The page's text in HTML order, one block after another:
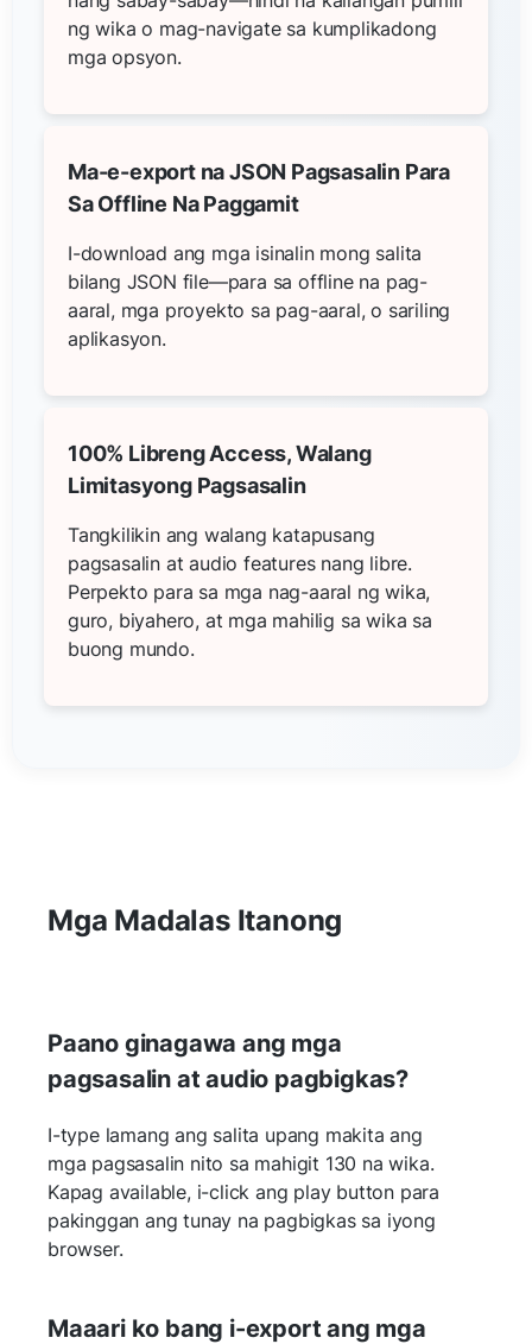
ng wika o mag-navigate sa kumplikadong
mga opsyon.
Ma-e-export na JSON Pagsasalin Para
Sa Offline Na Paggamit
I-download ang mga isinalin mong salita
bilang JSON file—para sa offline na pag-
aaral, mga proyekto sa pag-aaral, o sariling
aplikasyon.
100% Libreng Access, Walang
Limitasyong Pagsasalin
Tangkilikin ang walang katapusang
pagsasalin at audio features nang libre.
Perpekto para sa mga nag-aaral ng wika,
guro, biyahero, at mga mahilig sa wika sa
buong mundo.
Mga Madalas Itanong
Paano ginagawa ang mga
pagsasalin at audio pagbigkas?
I-type lamang ang salita upang makita ang
mga pagsasalin nito sa mahigit 130 na wika.
Kapag available, i-click ang play button para
pakinggan ang tunay na pagbigkas sa iyong
browser.
Maaari ko bang i-export ang mga